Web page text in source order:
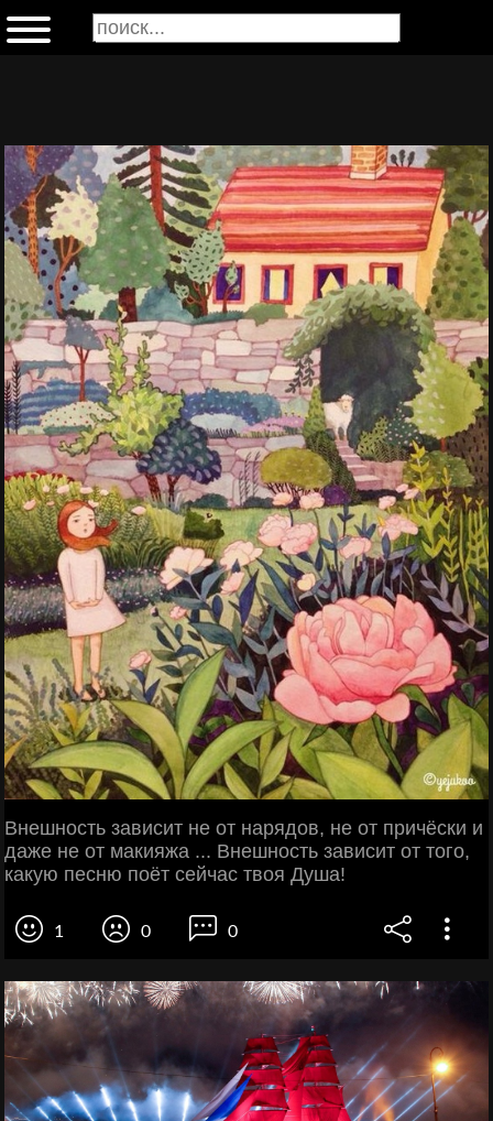
Внешность зависит не от нарядов, не от причёски и
даже не от макияжа ... Внешность зависит от того,
какую песню поёт сейчас твоя Душа!
1 0 0